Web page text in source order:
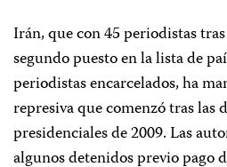
Irán, que con 45 periodistas
segundo puesto en la lista de
periodistas encarcelados, ha
represiva que comenzó tras las
presidenciales de 2009. Las
algunos detenidos previo pago